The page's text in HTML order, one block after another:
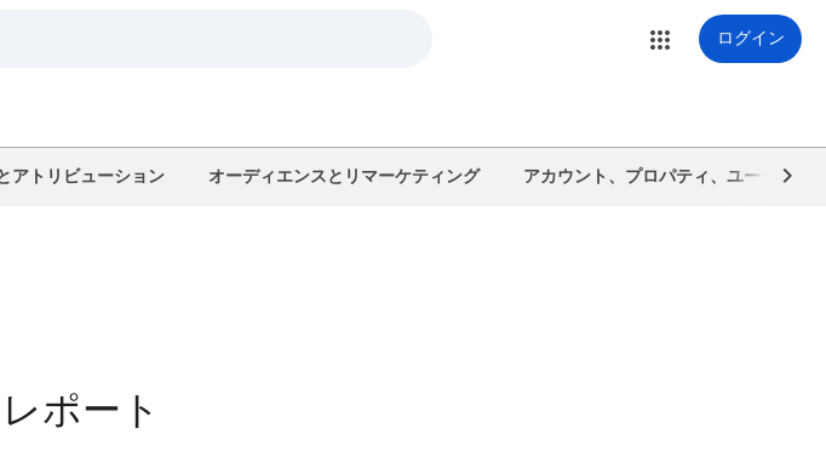
ログイン
アトリビューション オーディエンスとリマーケティング アカウント、プロパティ、ユーザーを
ポート